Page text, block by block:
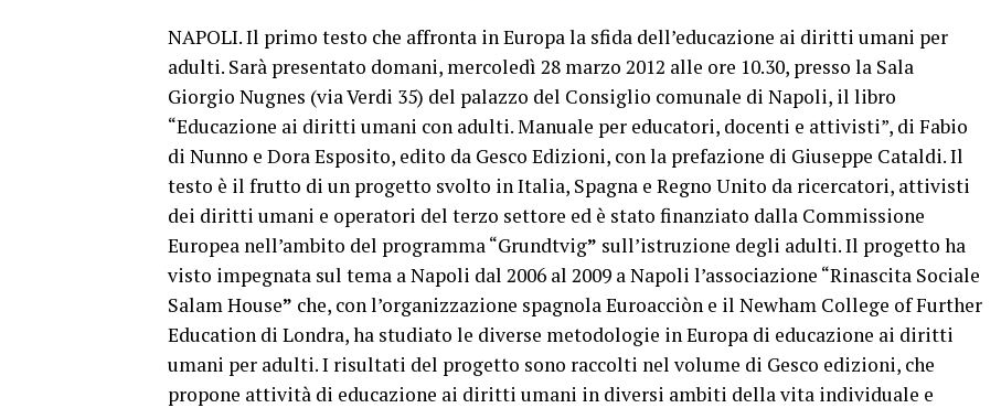
NAPOLI. Il primo testo che affronta in Europa la sfida dell’educazione ai diritti umani per
adulti. Sarà presentato domani, mercoledì 28 marzo 2012 alle ore 10.30, presso la Sala
Giorgio Nugnes (via Verdi 35) del palazzo del Consiglio comunale di Napoli, il libro
“Educazione ai diritti umani con adulti. Manuale per educatori, docenti e attivisti”, di Fabio
di Nunno e Dora Esposito, edito da Gesco Edizioni, con la prefazione di Giuseppe Cataldi. Il
testo è il frutto di un progetto svolto in Italia, Spagna e Regno Unito da ricercatori, attivisti
dei diritti umani e operatori del terzo settore ed è stato finanziato dalla Commissione
Europea nell’ambito del programma “Grundtvig” sull’istruzione degli adulti. Il progetto ha
visto impegnata sul tema a Napoli dal 2006 al 2009 a Napoli l’associazione “Rinascita Sociale
Salam House” che, con l’organizzazione spagnola Euroacciòn e il Newham College of Further
Education di Londra, ha studiato le diverse metodologie in Europa di educazione ai diritti
umani per adulti. I risultati del progetto sono raccolti nel volume di Gesco edizioni, che
propone attività di educazione ai diritti umani in diversi ambiti della vita individuale e